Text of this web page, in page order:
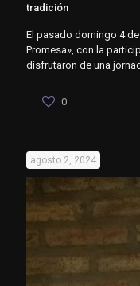
tradición
El pasado domingo 4
Promesa», con la
disfrutaron de una
0
agosto 2, 2024